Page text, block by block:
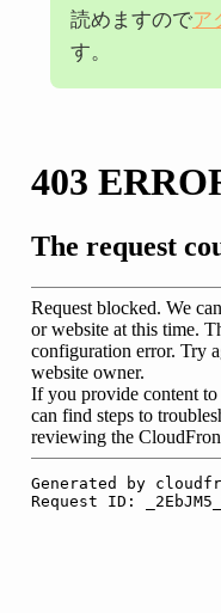
読めますのでア
す。